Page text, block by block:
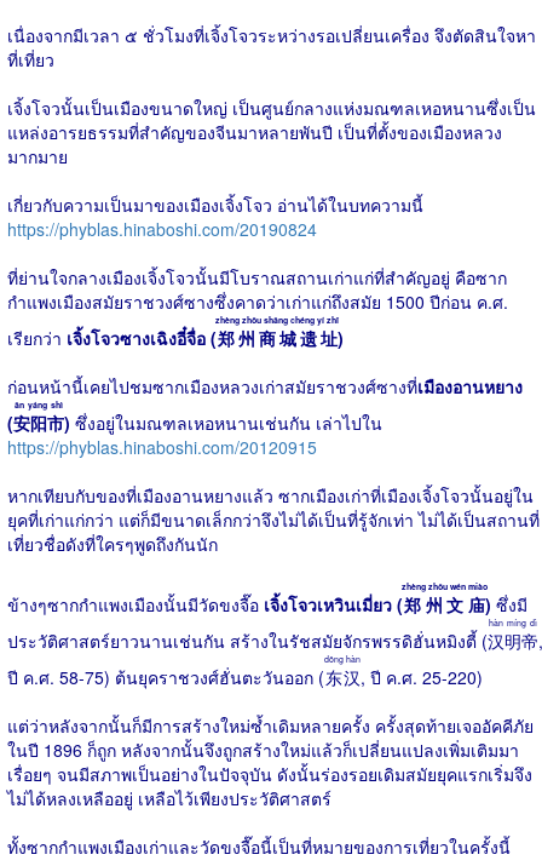
เนื่องจากมีเวลา ๕ ชั่วโมงที่เจิ้งโจวระหว่างรอเปลี่ยนเครื่อง จึงตัดสินใจหา
ที่เที่ยว
เจิ้งโจวนั้นเป็นเมืองขนาดใหญ่ เป็นศูนย์กลางแห่งมณฑลเหอหนานซึ่งเป็น
แหล่งอารยธรรมที่สำคัญของจีนมาหลายพันปี เป็นที่ตั้งของเมืองหลวง
มากมาย
เกี่ยวกับความเป็นมาของเมืองเจิ้งโจว อ่านได้ในบทความนี้
https://phyblas.hinaboshi.com/20190824
ที่ย่านใจกลางเมืองเจิ้งโจวนั้นมีโบราณสถานเก่าแก่ที่สำคัญอยู่ คือซาก
กำแพงเมืองสมัยราชวงศ์ซางซึ่งคาดว่าเก่าแก่ถึงสมัย 1500 ปีก่อน ค.ศ.
เรียกว่า เจิ้งโจวซางเฉิงอี๋จื่อ (郑州商城遗址
zhèng zhōu shāng chéng yí zhǐ
)
ก่อนหน้านี้เคยไปชมซากเมืองหลวงเก่าสมัยราชวงศ์ซางที่เมืองอานหยาง
(安阳市
ān yáng shì
) ซึ่งอยู่ในมณฑลเหอหนานเช่นกัน เล่าไปใน
https://phyblas.hinaboshi.com/20120915
หากเทียบกับของที่เมืองอานหยางแล้ว ซากเมืองเก่าที่เมืองเจิ้งโจวนั้นอยู่ใน
ยุคที่เก่าแก่กว่า แต่ก็มีขนาดเล็กกว่าจึงไม่ได้เป็นที่รู้จักเท่า ไม่ได้เป็นสถานที่
เที่ยวชื่อดังที่ใครๆพูดถึงกันนัก
ข้างๆซากกำแพงเมืองนั้นมีวัดขงจื๊อ เจิ้งโจวเหวินเมี่ยว (郑州文庙
zhèng zhōu wén miào
) ซึ่งมี
ประวัติศาสตร์ยาวนานเช่นกัน สร้างในรัชสมัยจักรพรรดิฮั่นหมิงตี้ (汉明帝
hàn míng dì
,
ปี ค.ศ. 58-75) ต้นยุคราชวงศ์ฮั่นตะวันออก (东汉
dōng hàn
, ปี ค.ศ. 25-220)
แต่ว่าหลังจากนั้นก็มีการสร้างใหม่ซ้ำเดิมหลายครั้ง ครั้งสุดท้ายเจออัคคีภัย
ในปี 1896 ก็ถูก หลังจากนั้นจึงถูกสร้างใหม่แล้วก็เปลี่ยนแปลงเพิ่มเติมมา
เรื่อยๆ จนมีสภาพเป็นอย่างในปัจจุบัน ดังนั้นร่องรอยเดิมสมัยยุคแรกเริ่มจึง
ไม่ได้หลงเหลืออยู่ เหลือไว้เพียงประวัติศาสตร์
ทั้งซากกำแพงเมืองเก่าและวัดขงจื๊อนี้เป็นที่หมายของการเที่ยวในครั้งนี้